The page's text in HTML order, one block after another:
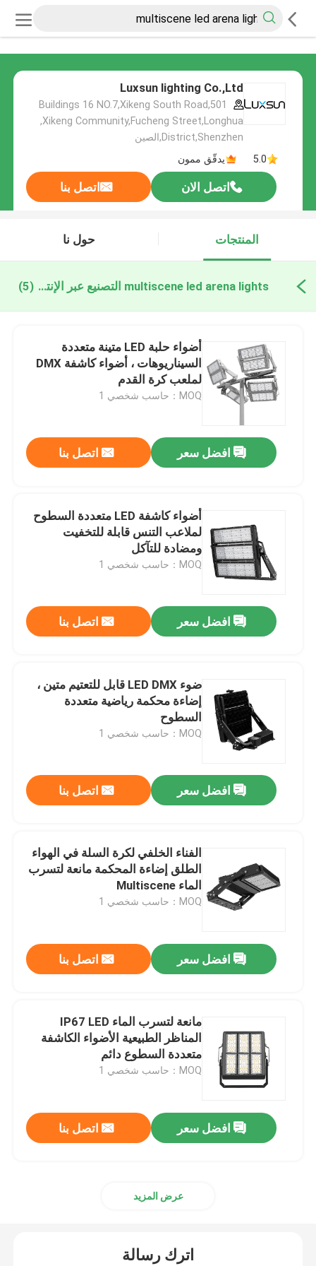
Luxsun lighting Co.,Ltd
501,Buildings 16 NO.7,Xikeng South Road
,Xikeng Community,Fucheng Street,Longhua
District,Shenzhen,الصين
5.0
يدقّق ممون
اتصل الان اتصل بنا
المنتجات حول نا
multiscene led arena lights التصنيع عبر الإنترنت (5)
أضواء حلبة LED متينة متعددة
السيناريوهات ، أضواء كاشفة DMX
لملعب كرة القدم
MOQ：حاسب شخصي 1
افضل سعر اتصل بنا
أضواء كاشفة LED متعددة السطوح
لملاعب التنس قابلة للتخفيت
ومضادة للتآكل
MOQ：حاسب شخصي 1
افضل سعر اتصل بنا
ضوء LED DMX قابل للتعتيم متين ،
إضاءة محكمة رياضية متعددة
السطوح
MOQ：حاسب شخصي 1
افضل سعر اتصل بنا
الفناء الخلفي لكرة السلة في الهواء
الطلق إضاءة المحكمة مانعة لتسرب
الماء Multiscene
MOQ：حاسب شخصي 1
افضل سعر اتصل بنا
مانعة لتسرب الماء IP67 LED
المناظر الطبيعية الأضواء الكاشفة
متعددة السطوع دائم
MOQ：حاسب شخصي 1
افضل سعر اتصل بنا
عرض المزيد
اترك رسالة